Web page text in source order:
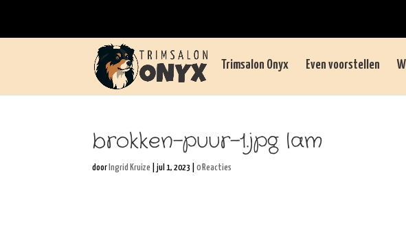
Trimsalon Onyx Even voorstellen
brokken-puur-1.jpg lam
door Ingrid Kruize |jul 1, 2023 |0 Reacties